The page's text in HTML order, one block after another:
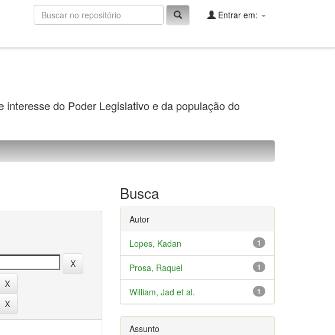
Entrar em:
do Poder Legislativo e da população do
Busca
Autor
1
Lopes, Kadan
1
Prosa, Raquel
1
William, Jad et al.
Assunto